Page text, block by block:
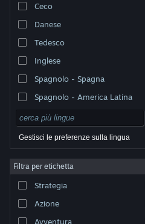
appartengono ai rispettivi proprietari negli Stati
legali|
Steam| Rimborsi|
Ceco
Danese
Tedesco
Inglese
Spagnolo - Spagna
Spagnolo - America Latina
Gestisci le preferenze sulla lingua
Filtra per etichetta
Strategia
Azione
Avventura